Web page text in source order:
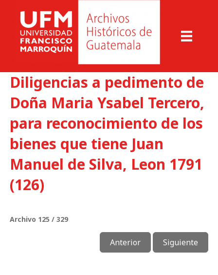
Diligencias a pedimento de
Doña Maria Ysabel Tercero,
para reconocimiento de los
bienes que tiene Juan
Manuel de Silva, Leon 1791
(126)
Archivo 125 / 329
Anterior Siguiente